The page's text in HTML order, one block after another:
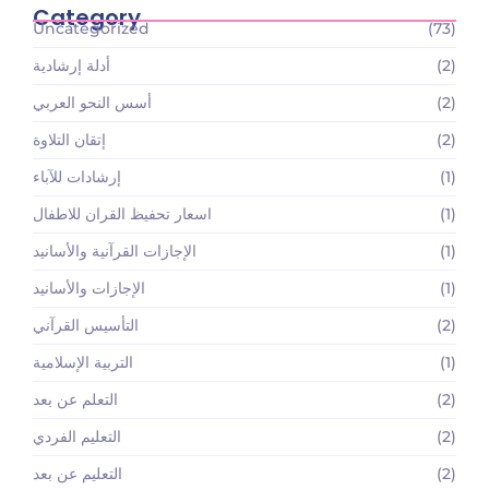
Category
Uncategorized
(73)
أدلة إرشادية
(2)
أسس النحو العربي
(2)
إتقان التلاوة
(2)
إرشادات للآباء
(1)
اسعار تحفيظ القران للاطفال
(1)
الإجازات القرآنية والأسانيد
(1)
الإجازات والأسانيد
(1)
التأسيس القرآني
(2)
التربية الإسلامية
(1)
التعلم عن بعد
(2)
التعليم الفردي
(2)
التعليم عن بعد
(2)